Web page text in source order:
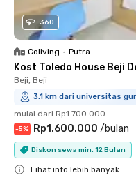
360
Coliving • Putra
Kost Toledo House Beji
Beji, Beji
3.1 km dari universitas
mulai dari Rp1.700.000
-5% Rp1.600.000 /bulan
Diskon sewa min. 12 Bulan
Lihat info lebih banyak